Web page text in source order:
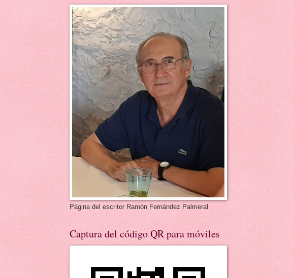
Página del escritor Ramón Fernández Palmeral
Captura del código QR para móviles